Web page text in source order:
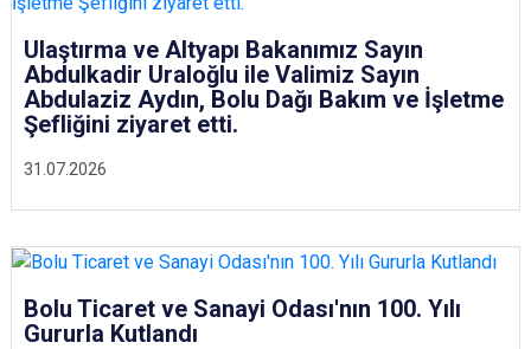
31.07.2026
Ulaştırma ve Altyapı Bakanımız Sayın
Abdulkadir Uraloğlu ile Valimiz Sayın
Abdulaziz Aydın, Bolu Dağı Bakım ve İşletme
Şefliğini ziyaret etti.
Bolu Ticaret ve Sanayi Odası'nın 100. Yılı
Gururla Kutlandı